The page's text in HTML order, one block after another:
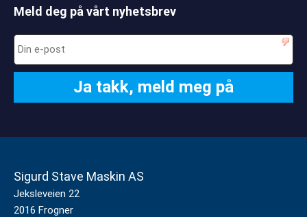
Meld deg på vårt nyhetsbrev
Sigurd Stave Maskin AS
Jeksleveien 22
2016 Frogner